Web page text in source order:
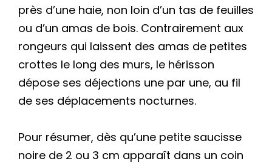
près d’une haie, non loin d’un tas de feuilles
ou d’un amas de bois. Contrairement aux
rongeurs qui laissent des amas de petites
crottes le long des murs, le hérisson
dépose ses déjections une par une, au fil
de ses déplacements nocturnes.
Pour résumer, dès qu’une petite saucisse
noire de 2 ou 3 cm apparaît dans un coin